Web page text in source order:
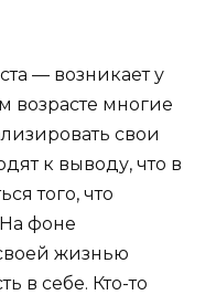
— возникает у
возрасте многие
свои
к выводу, что в
того, что
фоне
жизнью
в себе. Кто-то